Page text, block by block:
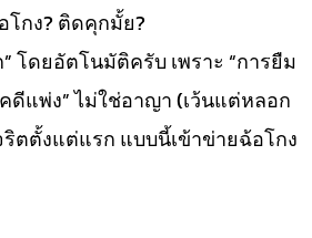
โกง? ติดคุกมั้ย?
โดยอัตโนมัติครับ เพราะ “การยืม
ดีแพ่ง” ไม่ใช่อาญา (เว้นแต่หลอก
ตตั้งแต่แรก แบบนี้เข้าข่ายฉ้อโกง